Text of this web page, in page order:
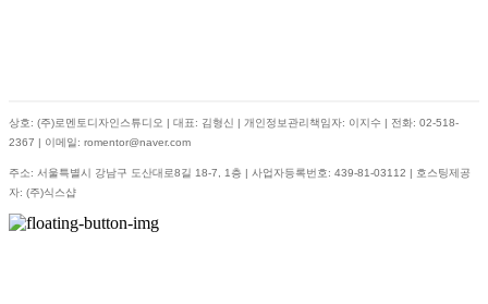
상호: (주)로멘토디자인스튜디오 | 대표: 김형신 | 개인정보관리책임자: 이지수 | 전화: 02-518-
2367 | 이메일: romentor@naver.com
주소: 서울특별시 강남구 도산대로8길 18-7, 1층 | 사업자등록번호: 439-81-03112 | 호스팅제공
자: (주)식스샵